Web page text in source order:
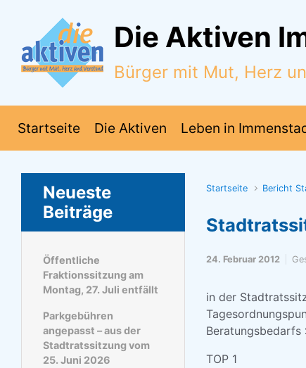
Zum Hauptinhalt springen
Die Aktiven
Bürger mit Mut, Herz
Startseite Die Aktiven Leben in
Startseite Bericht
24. Februar 2012
in der
TOP 1
Neueste
Beiträge
Öffentliche
Fraktionssitzung am
Montag, 27. Juli entfällt
Parkgebühren
angepasst – aus der
Stadtratssitzung vom
25. Juni 2026